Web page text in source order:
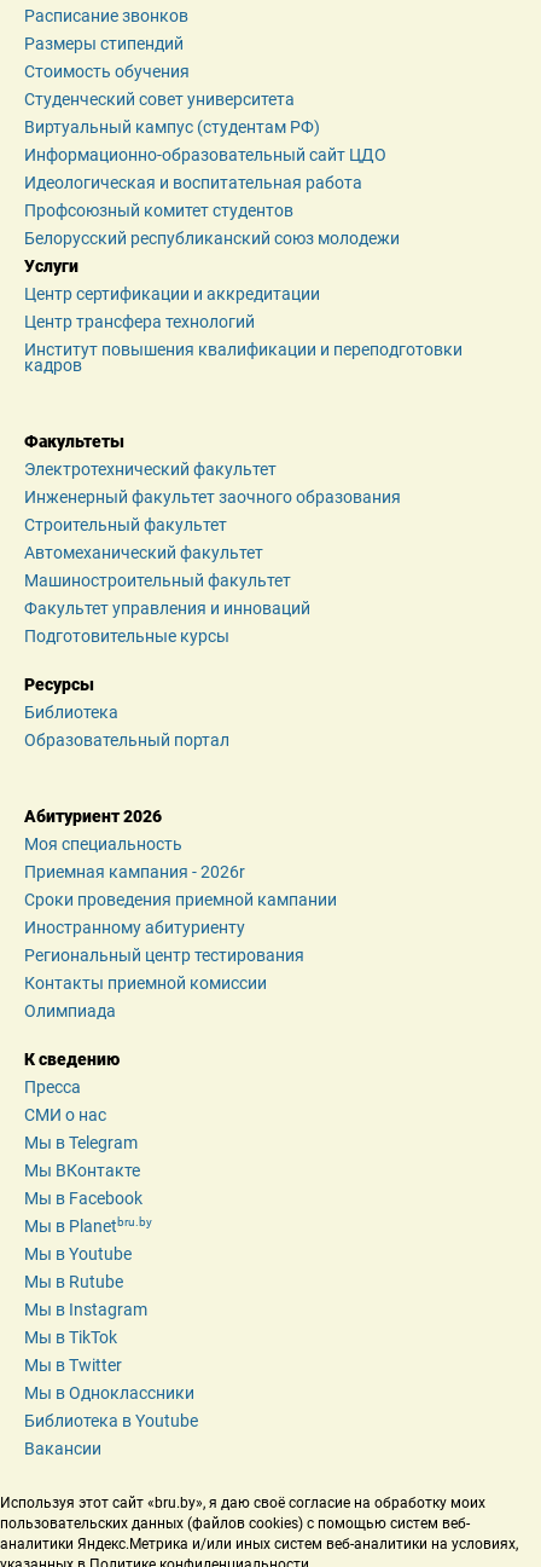
Расписание звонков
Размеры стипендий
Стоимость обучения
Студенческий совет университета
Виртуальный кампус (студентам РФ)
Информационно-образовательный сайт ЦДО
Идеологическая и воспитательная работа
Профсоюзный комитет студентов
Белорусский республиканский союз молодежи
Услуги
Центр сертификации и аккредитации
Центр трансфера технологий
Институт повышения квалификации и переподготовки
кадров
Факультеты
Электротехнический факультет
Инженерный факультет заочного образования
Строительный факультет
Автомеханический факультет
Машиностроительный факультет
Факультет управления и инноваций
Подготовительные курсы
Ресурсы
Библиотека
Образовательный портал
Абитуриент 2026
Моя специальность
Приемная кампания - 2026r
Сроки проведения приемной кампании
Иностранному абитуриенту
Региональный центр тестирования
Контакты приемной комиссии
Олимпиада
К сведению
Пресса
СМИ о нас
Мы в Telegram
Мы ВКонтакте
Мы в Facebook
Мы в Planetbru.by
Мы в Youtube
Мы в Rutube
Мы в Instagram
Мы в TikTok
Мы в Twitter
Мы в Одноклассники
Библиотека в Youtube
Вакансии
Используя этот сайт «bru.by», я даю своё согласие на обработку моих
пользовательских данных (файлов cookies) с помощью систем веб-
аналитики Яндекс.Метрика и/или иных систем веб-аналитики на условиях,